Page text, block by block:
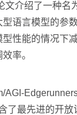
文介绍了一种名
语言模型的参
性能的情况下
率。
AGI-
了最先进的开放